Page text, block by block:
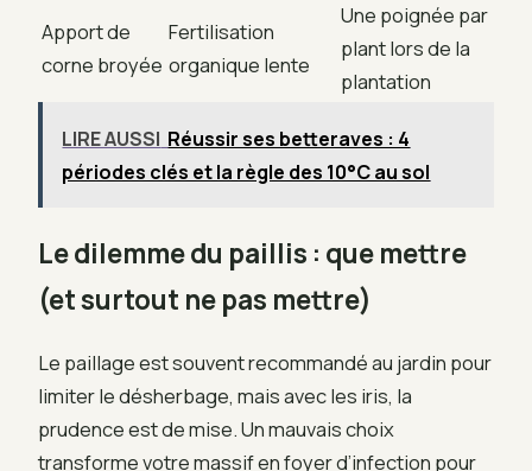
Apport de
corne broyée
Fertilisation
organique lente
Une poignée par
plant lors de la
plantation
LIRE AUSSI Réussir ses betteraves : 4
périodes clés et la règle des 10°C au sol
Le dilemme du paillis : que mettre
(et surtout ne pas mettre)
Le paillage est souvent recommandé au jardin pour
limiter le désherbage, mais avec les iris, la
prudence est de mise. Un mauvais choix
transforme votre massif en foyer d’infection pour